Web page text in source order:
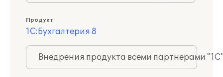
Продукт
1С:Бухгалтерия 8
Внедрения продукта всеми партнерами